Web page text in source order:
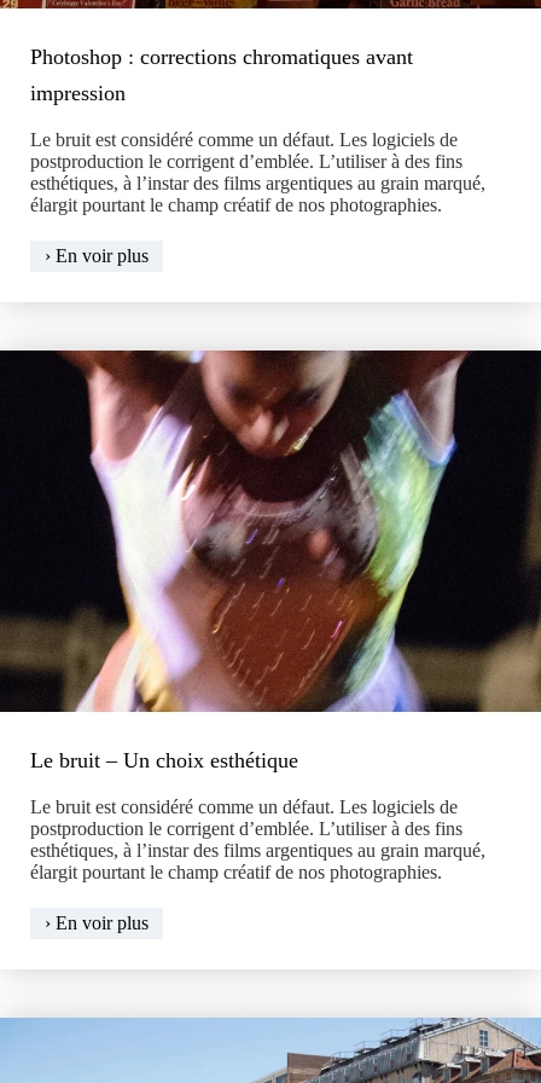
Photoshop : corrections chromatiques avant
impression
Le bruit est considéré comme un défaut. Les logiciels de
postproduction le corrigent d’emblée. L’utiliser à des fins
esthétiques, à l’instar des films argentiques au grain marqué,
élargit pourtant le champ créatif de nos photographies.
› En voir plusPhotoshop
corrections
impression
Le bruit – Un choix esthétique
Le bruit est considéré comme un défaut. Les logiciels de
postproduction le corrigent d’emblée. L’utiliser à des fins
esthétiques, à l’instar des films argentiques au grain marqué,
élargit pourtant le champ créatif de nos photographies.
› En voir plusLe
–